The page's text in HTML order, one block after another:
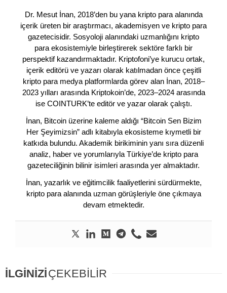
Dr. Mesut İnan, 2018’den bu yana kripto para alanında
içerik üreten bir araştırmacı, akademisyen ve kripto para
gazetecisidir. Sosyoloji alanındaki uzmanlığını kripto
para ekosistemiyle birleştirerek sektöre farklı bir
perspektif kazandırmaktadır. Kriptofoni’ye kurucu ortak,
içerik editörü ve yazarı olarak katılmadan önce çeşitli
kripto para medya platformlarda görev alan İnan, 2018–
2023 yılları arasında Kriptokoin’de, 2023–2024 arasında
ise COINTURK’te editör ve yazar olarak çalıştı.
İnan, Bitcoin üzerine kaleme aldığı “Bitcoin Sen Bizim
Her Şeyimizsin” adlı kitabıyla ekosisteme kıymetli bir
katkıda bulundu. Akademik birikiminin yanı sıra düzenli
analiz, haber ve yorumlarıyla Türkiye’de kripto para
gazeteciliğinin bilinir isimleri arasında yer almaktadır.
İnan, yazarlık ve eğitimcilik faaliyetlerini sürdürmekte,
kripto para alanında uzman görüşleriyle öne çıkmaya
devam etmektedir.
İLGİNİZİÇEKEBİLİR